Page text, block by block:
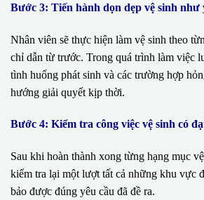
Bước 3: Tiến hành dọn dẹp vệ sinh như
Nhân viên sẽ thực hiện làm vệ sinh theo
chỉ dẫn từ trước. Trong quá trình làm việc
tình huống phát sinh và các trường hợp
hướng giải quyết kịp thời.
Bước 4: Kiểm tra công việc vệ sinh có
Sau khi hoàn thành xong từng hạng mục
kiểm tra lại một lượt tất cả những khu vực
bảo được đúng yêu cầu đã đề ra.